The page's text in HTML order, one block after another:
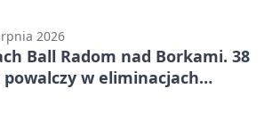
2026
Ball Radom nad Borkami. 38
powalczy w eliminacjach